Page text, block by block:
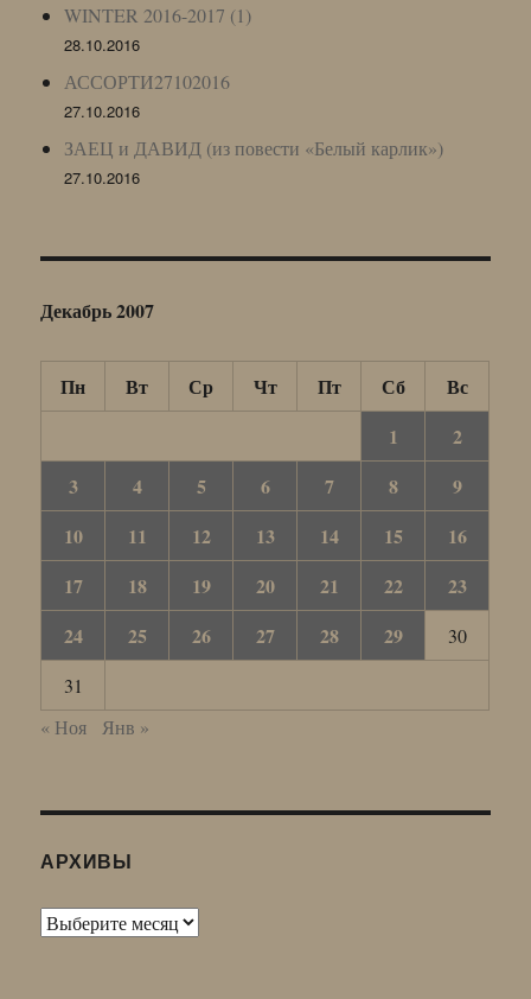
WINTER 2016-2017 (1)
28.10.2016
АССОРТИ27102016
27.10.2016
ЗАЕЦ и ДАВИД (из повести «Белый карлик»)
27.10.2016
Декабрь 2007
Пн Вт Ср Чт Пт Сб
Вс
1
2
3
4 5 6 7 8
9
10
11 12 13 14 15
16
17
18 19 20 21 22
23
24
25 26 27 28 29
30
31
« Ноя
Янв »
АРХИВЫ
Архивы